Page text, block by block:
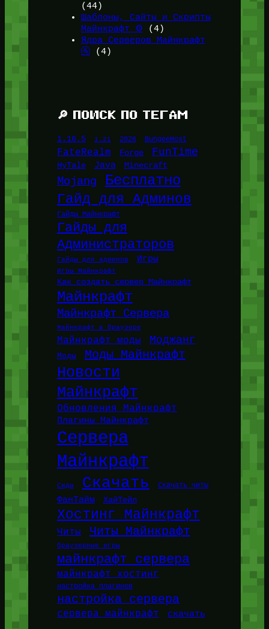
(44)
Шаблоны, Сайты и Скрипты
Майнкрафт ⚙️ (4)
Ядра Серверов Майнкрафт
🚰(4)
🔎 ПОИСК ПО ТЕГАМ
1.16.5 1.21 2026 BungeeHost
FateRealm Forge FunTime
HyTale Java Minecraft
Mojang Бесплатно
Гайд для Админов
Гайды Майнкрафт
Гайды для
Администраторов
Гайды для админов Игры
Игры Майнкрафт
Как создать сервер Майнкрафт
Майнкрафт
Майнкрафт Сервера
Майнкрафт в браузере
Майнкрафт моды Моджанг
Моды Моды Майнкрафт
Новости
Майнкрафт
Обновления Майнкрафт
Плагины Майнкрафт
Сервера
Майнкрафт
Сиды Скачать Скачать читы
ФанТайм ХайТейл
Хостинг Майнкрафт
Читы Читы Майнкрафт
браузерные игры
майнкрафт сервера
майнкрафт хостинг
настройка плагинов
настройка сервера
сервера майнкрафт скачать